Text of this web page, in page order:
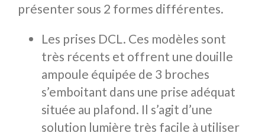
présenter sous 2 formes différentes.
Les prises DCL. Ces modèles sont
très récents et offrent une douille
ampoule équipée de 3 broches
s’emboitant dans une prise adéquat
située au plafond. Il s’agit d’une
solution lumière très facile à utiliser